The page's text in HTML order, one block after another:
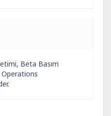
Beta Basım
Operations